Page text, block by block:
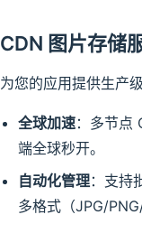
CDN 图片存储
为您的应用提供生产
全球加速：多节点
端全球秒开。
自动化管理：支持
多格式（JPG/